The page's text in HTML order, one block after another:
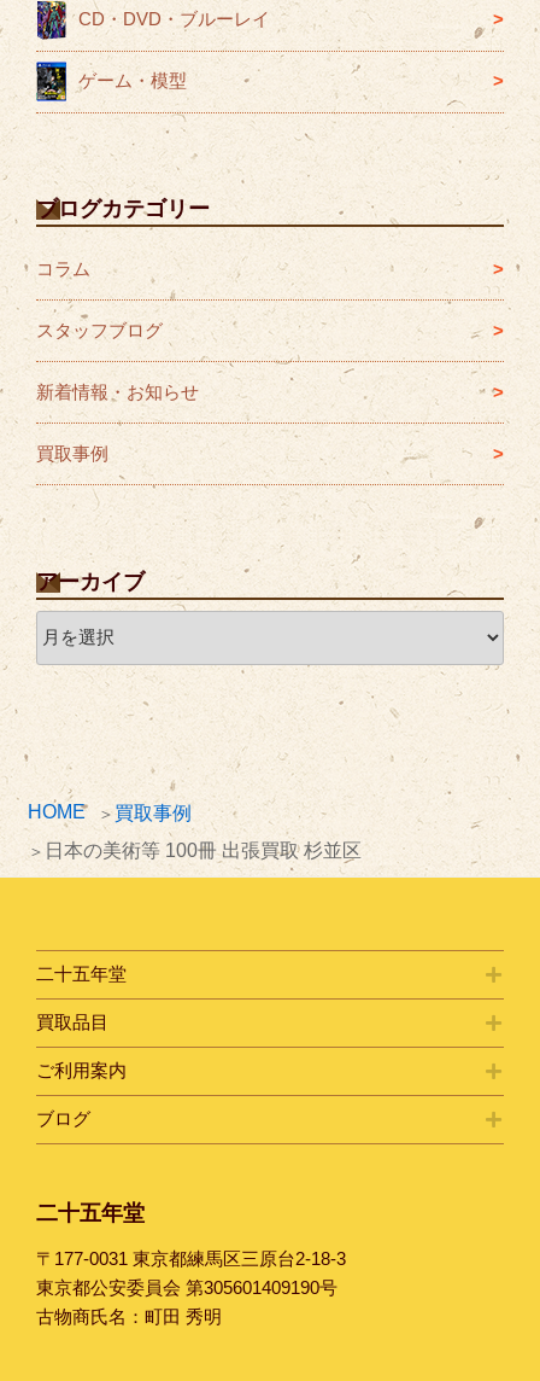
HOME
買取事例
日本の美術等 100冊 出張買取 杉並区
CD・DVD・ブルーレイ
ゲーム・模型
ブログカテゴリー
コラム
スタッフブログ
新着情報・お知らせ
買取事例
アーカイブ
ー
イ
ブ
二十五年堂
買取品目
ご利用案内
ブログ
二十五年堂
〒177-0031 東京都練馬区三原台2-18-3
東京都公安委員会 第305601409190号
古物商氏名：町田 秀明